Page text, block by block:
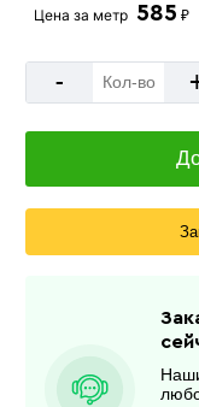
Цена за метр 585 ₽
-